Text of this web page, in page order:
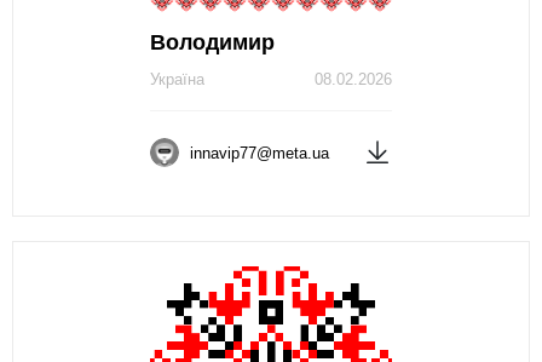
Володимир
08.02.2026
Україна
innavip77@meta.ua